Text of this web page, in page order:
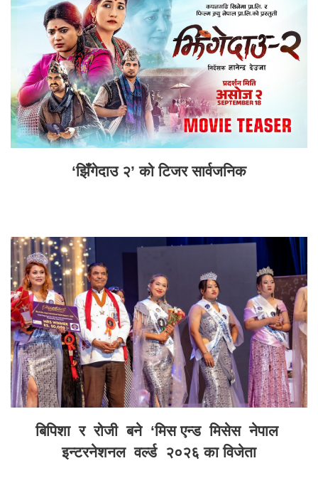
‘झिँगेदाउ २’ को टिजर सार्वजनिक
बिपिशा र रोजी बने ‘मिस एन्ड मिसेस नेपाल
इन्टरनेशनल वर्ल्ड २०२६ का विजेता